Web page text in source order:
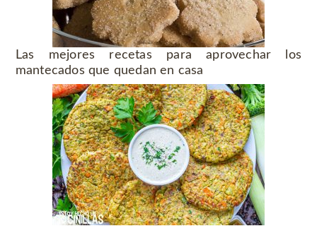
Las mejores recetas para aprovechar los
mantecados que quedan en casa